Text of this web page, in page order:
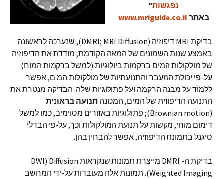
נפגשות"
באתרwww.mriguide.co.il
בדיקת MRI דיפוזיה (DMRI; MRI Diffusion), שנערכה לראשונה
באמצע שנות השמונים של המאה הקודמת, מודדת את הדיפוזיה
של מולקולות המים ברקמות ביולוגיות (למשל ברקמות המוח).
על-פי יכולת המעבר והתנועתיות של מולקולות המים, אפשר
ללמוד על מבנה הרקמה ועל פתולוגיות שלה. הבדיקה מנטרת את
התנועה הדיפוזית של המים, המכונה תנועה בראונית
(Brownian motion); פתולוגיות באזורים מסוימים, כמו למשל
דימום מוחי, מקשות על תנועת המולקולות וכך, על-פי הבדלי
סיגנל בתמונת הדיפוזיה, אפשר להבחין בהן.
בדיקת ה- DMRI מייצרת תמונות שנקראות DWI) Diffusion
Weighted Imaging). תמונות אלה מעובדות על-ידי המחשב